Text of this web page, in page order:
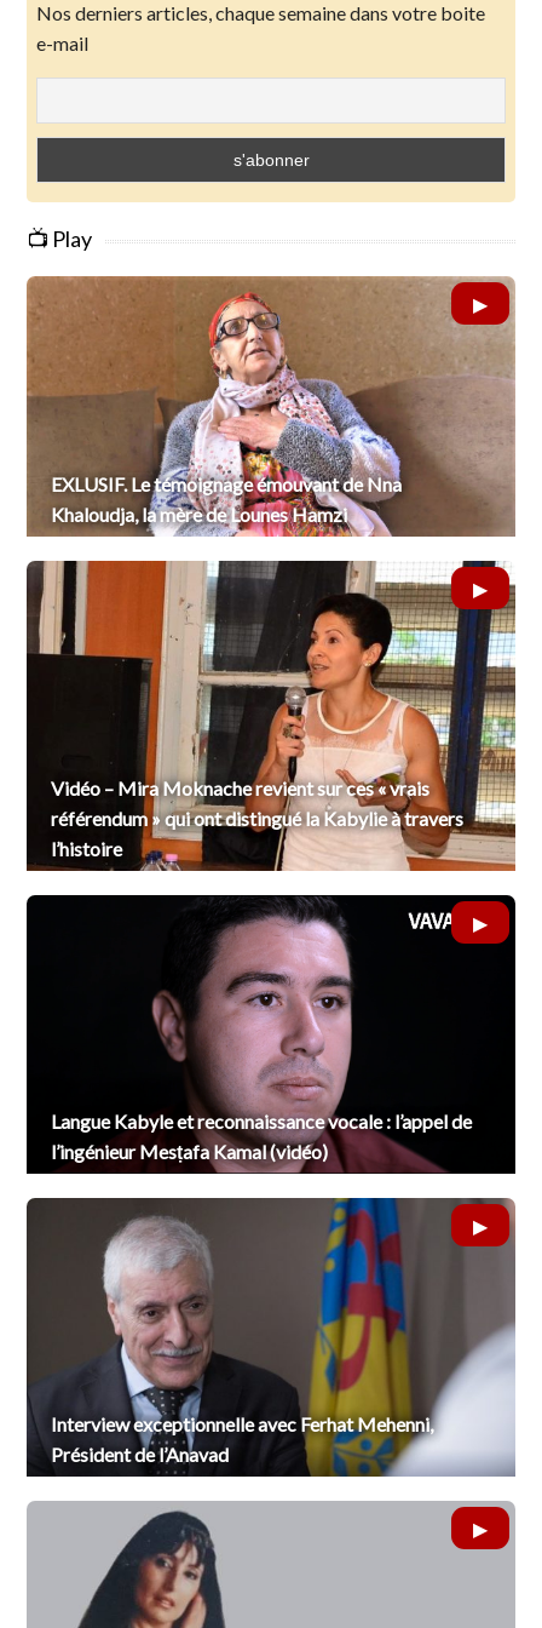
Nos derniers articles, chaque semaine dans votre boite
e-mail
📺 Play
EXLUSIF. Le témoignage émouvant de Nna
Khaloudja, la mère de Lounes Hamzi
Vidéo – Mira Moknache revient sur ces « vrais
référendum » qui ont distingué la Kabylie à travers
l’histoire
Langue Kabyle et reconnaissance vocale : l’appel de
l’ingénieur Mesṭafa Kamal (vidéo)
Interview exceptionnelle avec Ferhat Mehenni,
Président de l’Anavad